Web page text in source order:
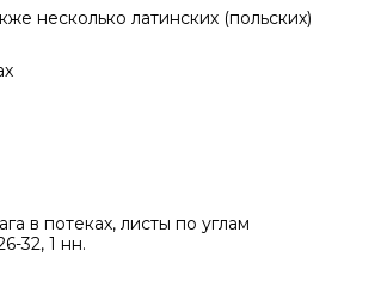
несколько латинских (польских)
в потеках, листы по углам
32, 1 нн.